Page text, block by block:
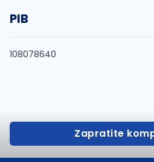
PIB
108078640
Zapratite